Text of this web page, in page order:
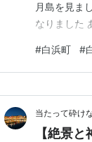
月島を見ま
なりました
#白浜町 #
当たって砕け
【絶景